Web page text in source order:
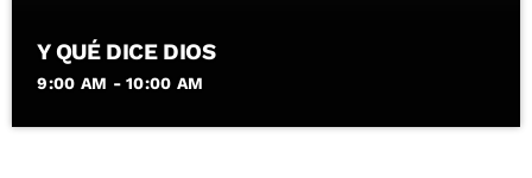
Y QUÉ DICE DIOS
9:00 AM - 10:00 AM